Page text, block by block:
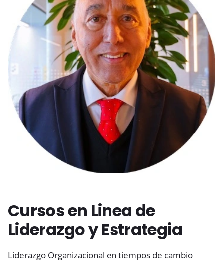
Cursos en Linea de
Liderazgo y Estrategia
Liderazgo Organizacional en tiempos de cambio